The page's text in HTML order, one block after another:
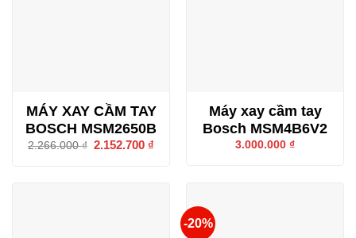
MÁY XAY CẦM TAY
BOSCH MSM2650B
2.266.000₫ Giá
2.152.700 ₫
2.152.700 ₫.
Máy xay cầm tay
Bosch MSM4B6V2
3.000.000 ₫
-20%